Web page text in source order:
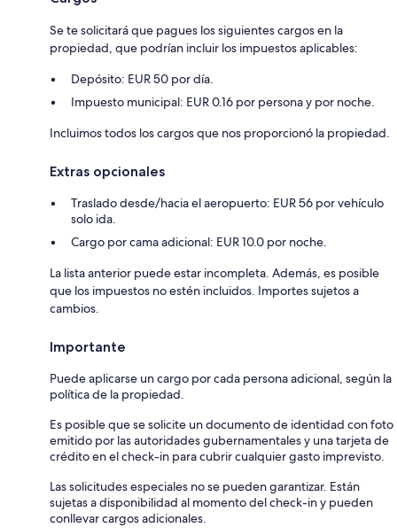
Se te solicitará que pagues los siguientes cargos en la
propiedad, que podrían incluir los impuestos aplicables:
Depósito: EUR 50 por día.
Impuesto municipal: EUR 0.16 por persona y por noche.
Incluimos todos los cargos que nos proporcionó la propiedad.
Extras opcionales
Traslado desde/hacia el aeropuerto: EUR 56 por vehículo
solo ida.
Cargo por cama adicional: EUR 10.0 por noche.
La lista anterior puede estar incompleta. Además, es posible
que los impuestos no estén incluidos. Importes sujetos a
cambios.
Importante
Puede aplicarse un cargo por cada persona adicional, según la
política de la propiedad.
Es posible que se solicite un documento de identidad con foto
emitido por las autoridades gubernamentales y una tarjeta de
crédito en el check-in para cubrir cualquier gasto imprevisto.
Las solicitudes especiales no se pueden garantizar. Están
sujetas a disponibilidad al momento del check-in y pueden
conllevar cargos adicionales.